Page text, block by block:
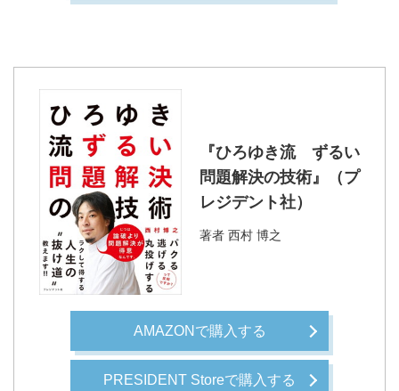
『ひろゆき流 ずるい
問題解決の技術』（プ
レジデント社）
著者 西村 博之
AMAZONで購入する
PRESIDENT Storeで購入する